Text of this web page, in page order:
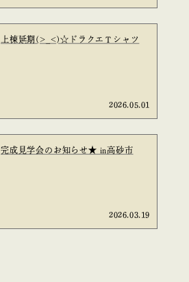
上棟延期(>_<)☆ドラクエＴシャツ
2026.05.01
完成見学会のお知らせ★ in高砂市
2026.03.19